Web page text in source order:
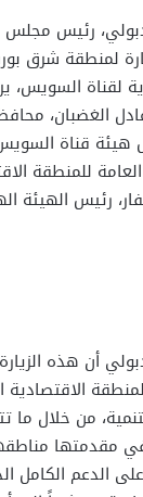
رئيس مجلس
لمنطقة شرق
لقناة السويس،
عادل الغضبان،
هيئة قناة
للمنطقة
رئيس الهيئة
أن هذه
الاقتصادية
من خلال ما
مقدمتها
الدعم الكامل